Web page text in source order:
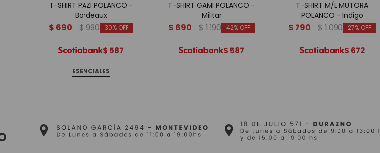
T-SHIRT PAZI POLANCO -
Bordeaux
$ 690 $990 30
$ 587
ESENCIALES
T-SHIRT GAMI POLANCO -
Militar
$ 690 $1.190 42
$ 587
T-SHIRT M/L MUTORA
POLANCO - Indigo
$ 790 $1.090 27
$ 672